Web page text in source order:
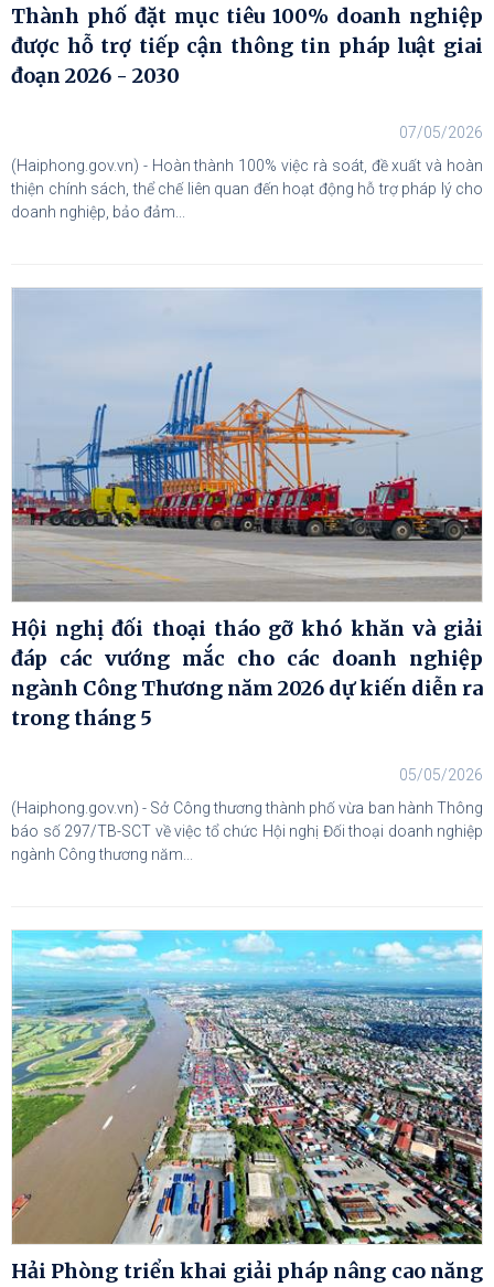
Thành phố đặt mục tiêu 100% doanh nghiệp
được hỗ trợ tiếp cận thông tin pháp luật giai
đoạn 2026 - 2030
07/05/2026
(Haiphong.gov.vn) - Hoàn thành 100% việc rà soát, đề xuất và hoàn
thiện chính sách, thể chế liên quan đến hoạt động hỗ trợ pháp lý cho
doanh nghiệp, bảo đảm...
Hội nghị đối thoại tháo gỡ khó khăn và giải
đáp các vướng mắc cho các doanh nghiệp
ngành Công Thương năm 2026 dự kiến diễn ra
trong tháng 5
05/05/2026
(Haiphong.gov.vn) - Sở Công thương thành phố vừa ban hành Thông
báo số 297/TB-SCT về việc tổ chức Hội nghị Đối thoại doanh nghiệp
ngành Công thương năm...
Hải Phòng triển khai giải pháp nâng cao năng